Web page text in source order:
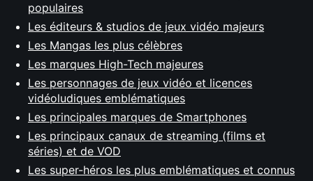
populaires
Les éditeurs & studios de jeux vidéo majeurs
Les Mangas les plus célèbres
Les marques High-Tech majeures
Les personnages de jeux vidéo et licences
vidéoludiques emblématiques
Les principales marques de Smartphones
Les principaux canaux de streaming (films et
séries) et de VOD
Les super-héros les plus emblématiques et connus